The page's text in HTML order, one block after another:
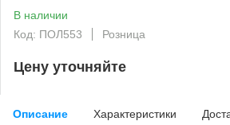
В наличии
Код: ПОЛ553
Розница
Цену уточняйте
Описание Характеристики